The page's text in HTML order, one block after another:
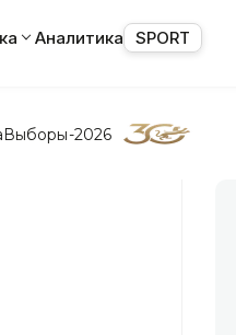
Аналитика SPORT
Выборы-2026